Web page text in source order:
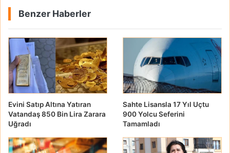
Benzer Haberler
Evini Satıp Altına Yatıran
Vatandaş 850 Bin Lira Zarara
Uğradı
Sahte Lisansla 17 Yıl Uçtu
900 Yolcu Seferini
Tamamladı